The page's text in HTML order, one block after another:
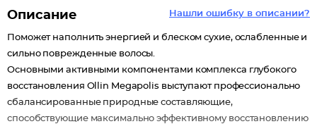
Нашли ошибку в описании?
Описание
Поможет наполнить энергией и блеском сухие, ослабленные и
сильно поврежденные волосы.
Основными активными компонентами комплекса глубокого
восстановления Ollin Megapolis выступают профессионально
сбалансированные природные составляющие,
способствующие максимально эффективному восстановлению